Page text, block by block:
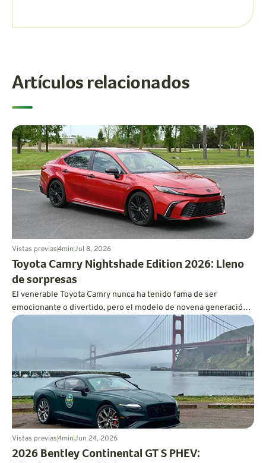
Artículos relacionados
Vistas previas4minJul 8, 2026
Toyota Camry Nightshade Edition 2026: Lleno
de sorpresas
El venerable Toyota Camry nunca ha tenido fama de ser
emocionante o divertido, pero el modelo de novena generación
es más dinámico de lo que cabría esperar, y también es
increíblemente eficiente en cuanto a consumo de combustible.
Vistas previas4minJun 24, 2026
2026 Bentley Continental GT S PHEV: